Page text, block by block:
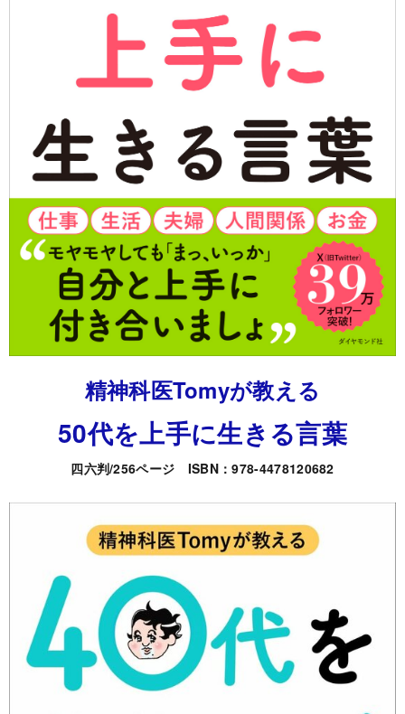
精神科医Tomyが教える
50代を上手に生きる言葉
四六判/256ページ ISBN：978-4478120682